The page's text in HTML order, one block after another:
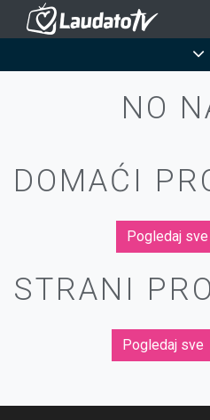
Skoči
sadržaj
NO
DOMAĆI
Pogledaj sve
STRANI
Pogledaj sve